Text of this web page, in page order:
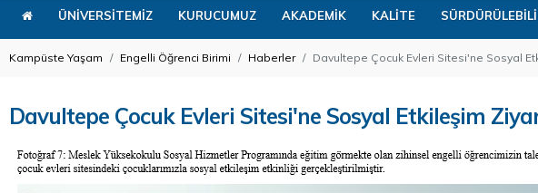
ÜNİVERSİTEMİZ KURUCUMUZ AKADEMİK KALİTE
Kampüste Yaşam Engelli Öğrenci Birimi Haberler Davultepe Çocuk Evleri Sitesi'ne Sosyal
Davultepe Çocuk Evleri Sitesi'ne Sosyal Etkileşim